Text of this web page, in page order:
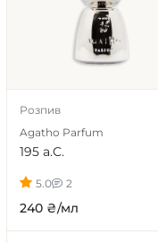
Розпив
Agatho Parfum
195 a.C.
5.0 2
240 ₴/мл